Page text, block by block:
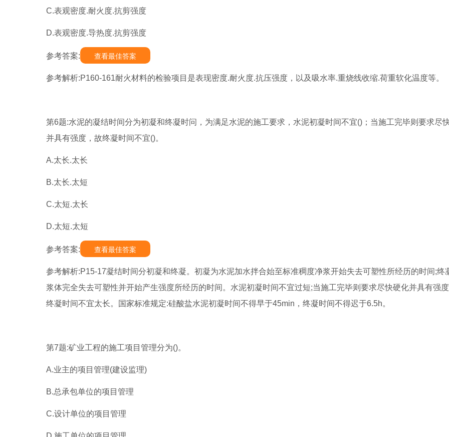
C.表观密度.耐火度.抗剪强度
D.表观密度.导热度.抗剪强度
参考答案: 查看最佳答案
参考解析:P160-161耐火材料的检验项目是表现密度.耐火度.抗压强度，以及吸水率.重烧线收缩.荷重软化温度等。
第6题:水泥的凝结时间分为初凝和终凝时问，为满足水泥的施工要求，水泥初凝时间不宜()；当施工完毕则要求尽
并具有强度，故终凝时间不宜()。
A.太长.太长
B.太长.太短
C.太短.太长
D.太短.太短
参考答案: 查看最佳答案
参考解析:P15-17凝结时间分初凝和终凝。初凝为水泥加水拌合始至标准稠度净浆开始失去可塑性所经历的时间;终
浆体完全失去可塑性并开始产生强度所经历的时间。水泥初凝时间不宜过短;当施工完毕则要求尽快硬化并具有强
终凝时间不宜太长。国家标准规定:硅酸盐水泥初凝时间不得早于45min，终凝时间不得迟于6.5h。
第7题:矿业工程的施工项目管理分为()。
A.业主的项目管理(建设监理)
B.总承包单位的项目管理
C.设计单位的项目管理